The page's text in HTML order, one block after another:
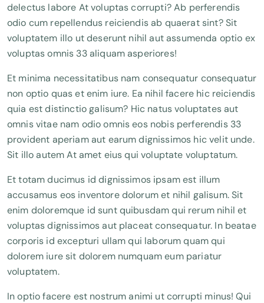
delectus labore At voluptas corrupti? Ab perferendis
odio cum repellendus reiciendis ab quaerat sint? Sit
voluptatem illo ut deserunt nihil aut assumenda optio ex
voluptas omnis 33 aliquam asperiores!
Et minima necessitatibus nam consequatur consequatur
non optio quas et enim iure. Ea nihil facere hic reiciendis
quia est distinctio galisum? Hic natus voluptates aut
omnis vitae nam odio omnis eos nobis perferendis 33
provident aperiam aut earum dignissimos hic velit unde.
Sit illo autem At amet eius qui voluptate voluptatum.
Et totam ducimus id dignissimos ipsam est illum
accusamus eos inventore dolorum et nihil galisum. Sit
enim doloremque id sunt quibusdam qui rerum nihil et
voluptas dignissimos aut placeat consequatur. In beatae
corporis id excepturi ullam qui laborum quam qui
dolorem iure sit dolorem numquam eum pariatur
voluptatem.
In optio facere est nostrum animi ut corrupti minus! Qui